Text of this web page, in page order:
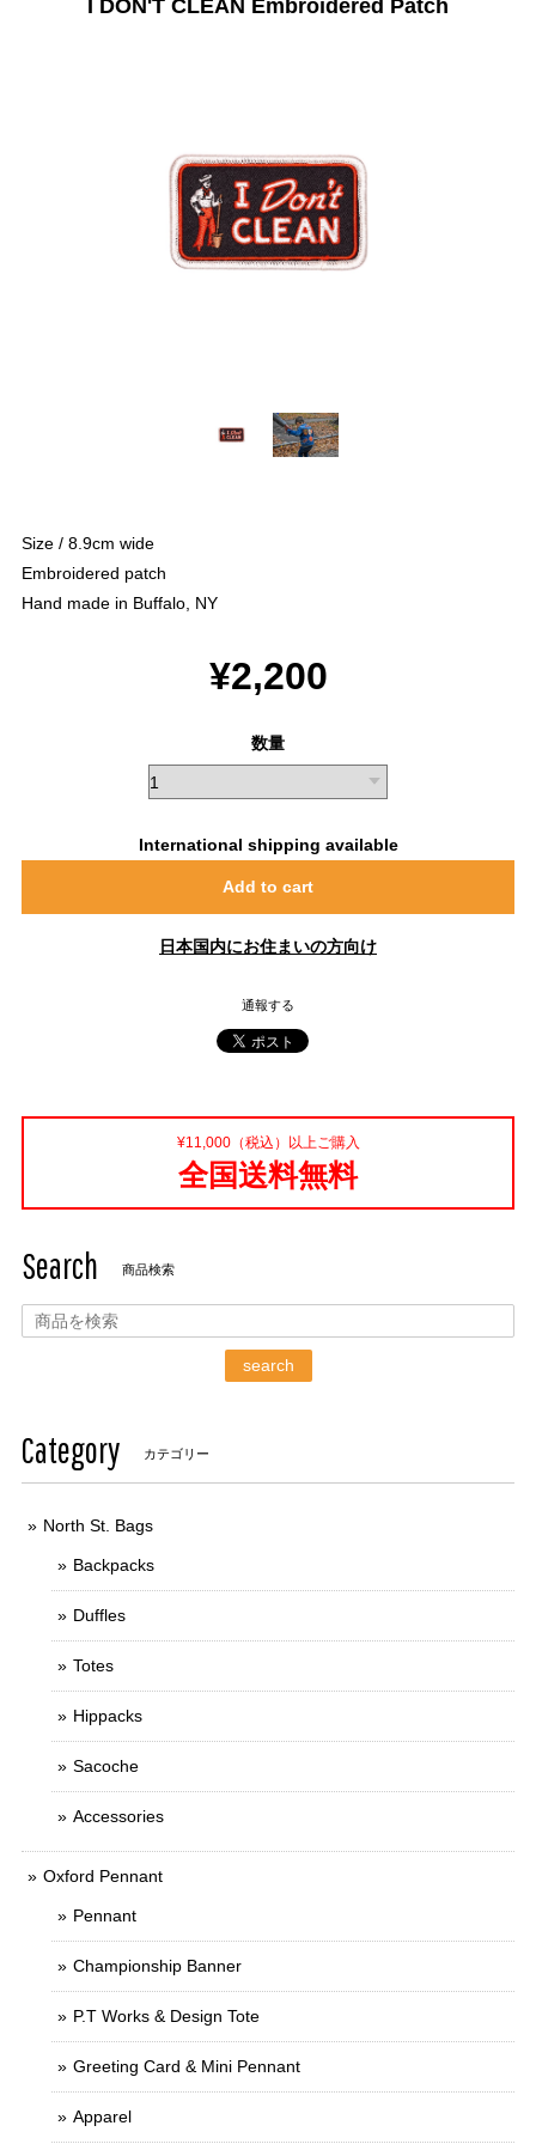
I DON'T CLEAN Embroidered Patch
Size / 8.9cm wide
Embroidered patch
Hand made in Buffalo, NY
¥2,200
数量
International shipping available
Add to cart
日本国内にお住まいの方向け
通報する
¥11,000（税込）以上ご購入
全国送料無料
Search 商品検索
search
Category カテゴリー
North St. Bags
Backpacks
Duffles
Totes
Hippacks
Sacoche
Accessories
Oxford Pennant
Pennant
Championship Banner
P.T Works & Design Tote
Greeting Card & Mini Pennant
Apparel